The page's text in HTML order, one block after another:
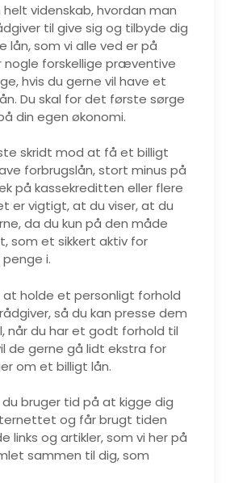
videnskab, hvordan man
til give sig og tilbyde dig
lån, som vi alle ved er på
nogle forskellige præventive
hvis du gerne vil have et
Du skal for det første sørge
din egen økonomi.
skridt mod at få et billigt
forbrugslån, stort minus på
på kassekreditten eller flere
er vigtigt, at du viser, at du
da du kun på den måde
som et sikkert aktiv for
i.
at holde et personligt forhold
så du kan presse dem
når du har et godt forhold til
de gerne gå lidt ekstra for
om et billigt lån.
bruger tid på at kigge dig
og får brugt tiden
links og artikler, som vi her på
sammen til dig, som